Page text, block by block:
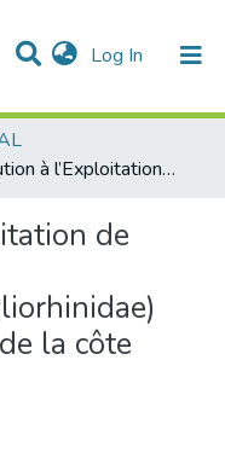
Log In (current)
Contribution à l’Exploitation de Galeus melastomus (Elasmobranches, Scyliorhinidae) dans la région centre de la côte algérienne
de
la côte